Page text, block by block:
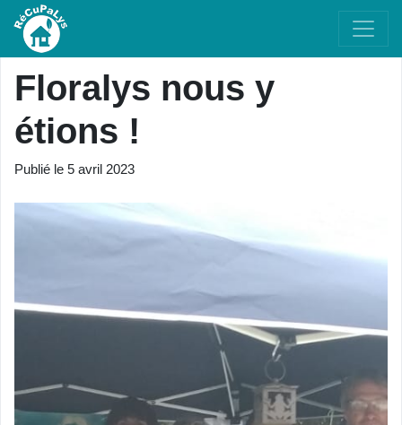
Floralys nous y
étions !
Publié le 5 avril 2023